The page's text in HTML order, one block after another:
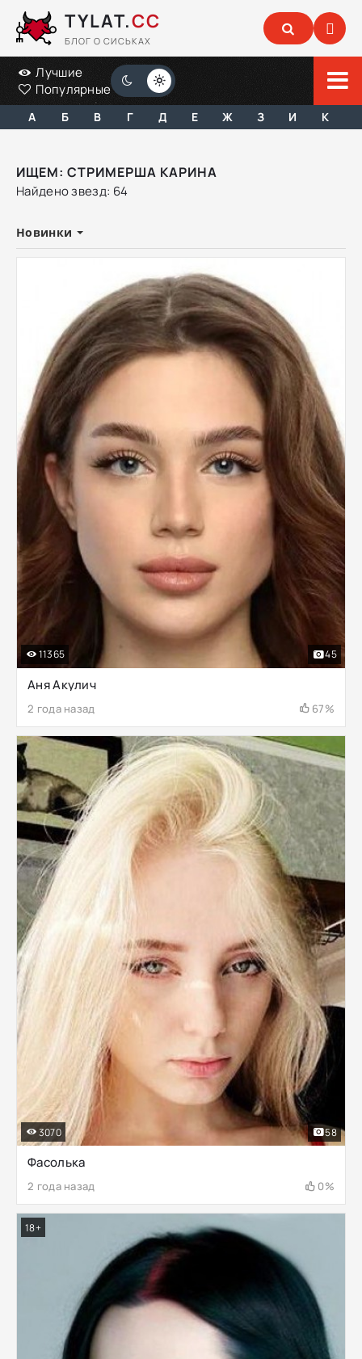
TYLAT.CC
БЛОГ О СИСЬКАХ
Лучшие
Популярные
А Б В Г Д Е Ж З И К
ИЩЕМ: СТРИМЕРША КАРИНА
Найдено звезд: 64
Новинки
Аня Акулич
2 года назад 67%
11365 45
Фасолька
2 года назад 0%
3070 58
18+